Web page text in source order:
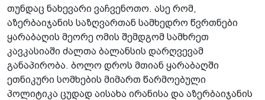
თუნდაც ნახევარი ვაჩვენოთო. ასე რომ,
აზერბაიჯანის საზღვართან სამხედრო წვრთნები
ყარაბაღის მეორე ომის შემდგომ სამხრეთ
კავკასიაში ძალთა ბალანსის დარღვევამ
განაპირობა. ბოლო დროს მთიან ყარაბაღში
ეთნიკური სომხების მიმართ წარმოებული
პოლიტიკა ცუდად აისახა ირანისა და აზერბაიჯანის